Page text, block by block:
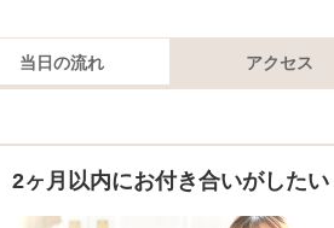
当日の流れ アクセス
2ヶ月以内にお付き合いがしたい